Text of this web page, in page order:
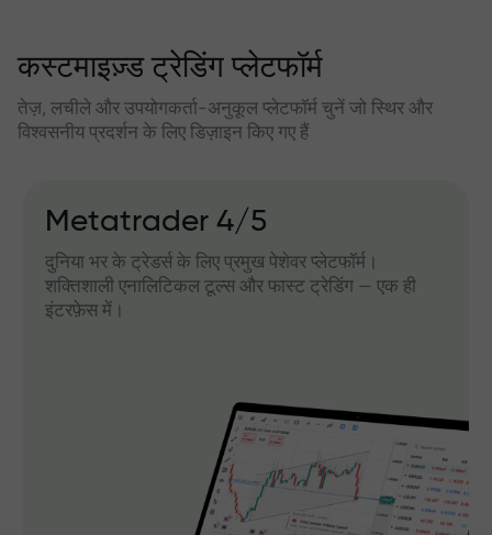
कस्टमाइज़्ड ट्रेडिंग प्लेटफॉर्म
तेज़, लचीले और उपयोगकर्ता-अनुकूल प्लेटफॉर्म चुनें जो स्थिर और
विश्वसनीय प्रदर्शन के लिए डिज़ाइन किए गए हैं
Metatrader 4/5
दुनिया भर के ट्रेडर्स के लिए प्रमुख पेशेवर प्लेटफॉर्म।
शक्तिशाली एनालिटिकल टूल्स और फास्ट ट्रेडिंग — एक ही
इंटरफ़ेस में।